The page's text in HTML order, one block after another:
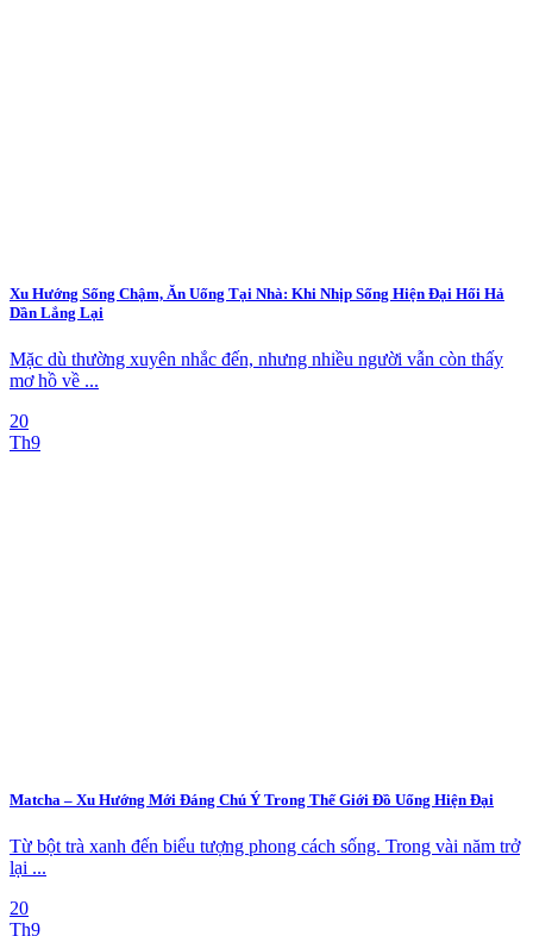
Xu Hướng Sống Chậm, Ăn Uống Tại Nhà: Khi Nhịp Sống Hiện Đại Hối Hả
Dần Lắng Lại
Mặc dù thường xuyên nhắc đến, nhưng nhiều người vẫn còn thấy
mơ hồ về ...
20
Th9
Matcha – Xu Hướng Mới Đáng Chú Ý Trong Thế Giới Đồ Uống Hiện Đại
Từ bột trà xanh đến biểu tượng phong cách sống. Trong vài năm trở
lại ...
20
Th9